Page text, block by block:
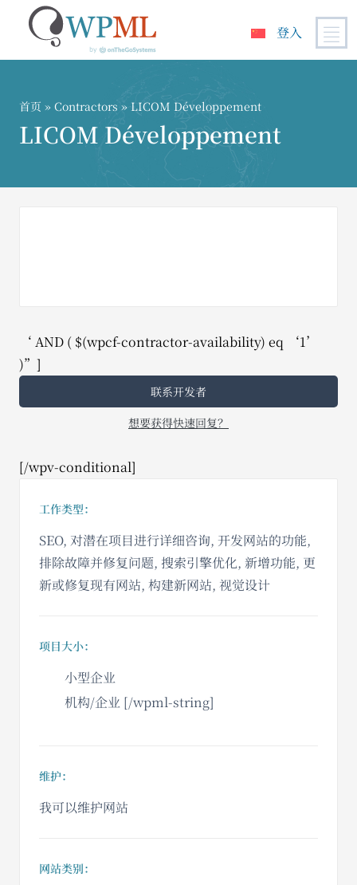
登入
首页 » Contractors » LICOM Développement
LICOM Développement
‘ AND ( $(wpcf-contractor-availability) eq ‘1’
)”]
联系开发者
想要获得快速回复？
[/wpv-conditional]
工作类型：
SEO, 对潜在项目进行详细咨询, 开发网站的功能,
排除故障并修复问题, 搜索引擎优化, 新增功能, 更
新或修复现有网站, 构建新网站, 视觉设计
项目大小：
小型企业
机构/企业 [/wpml-string]
维护：
我可以维护网站
网站类别：